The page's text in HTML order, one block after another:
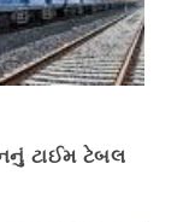
ટાઈમ ટેબલ